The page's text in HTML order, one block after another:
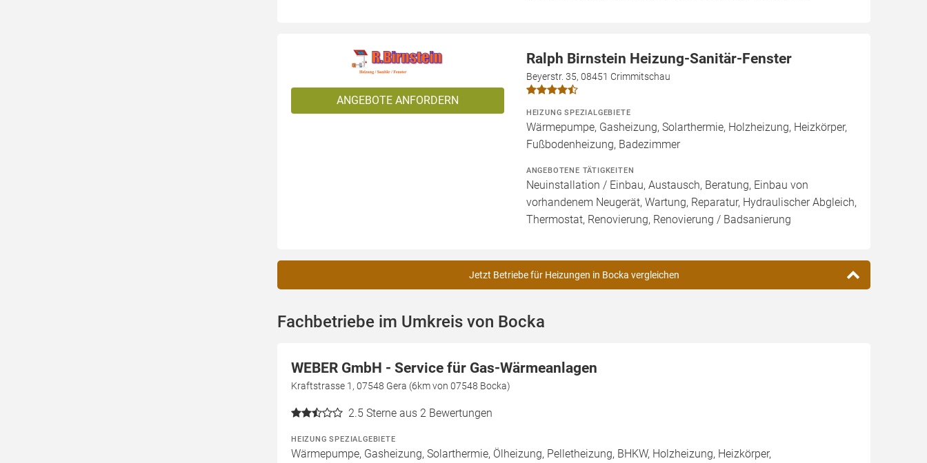
ANGEBOTE ANFORDERN
Ralph Birnstein Heizung-Sanitär-Fenster
Beyerstr. 35, 08451 Crimmitschau
HEIZUNG SPEZIALGEBIETE
Wärmepumpe, Gasheizung, Solarthermie, Holzheizung, Heizkörper,
Fußbodenheizung, Badezimmer
ANGEBOTENE TÄTIGKEITEN
Neuinstallation / Einbau, Austausch, Beratung, Einbau von
vorhandenem Neugerät, Wartung, Reparatur, Hydraulischer Abgleich,
Thermostat, Renovierung, Renovierung / Badsanierung
Jetzt Betriebe für Heizungen in Bocka vergleichen
Fachbetriebe im Umkreis von Bocka
WEBER GmbH - Service für Gas-Wärmeanlagen
Kraftstrasse 1, 07548 Gera (6km von 07548 Bocka)
2.5 Sterne aus 2 Bewertungen
HEIZUNG SPEZIALGEBIETE
Wärmepumpe, Gasheizung, Solarthermie, Ölheizung, Pelletheizung, BHKW, Holzheizung, Heizkörper,